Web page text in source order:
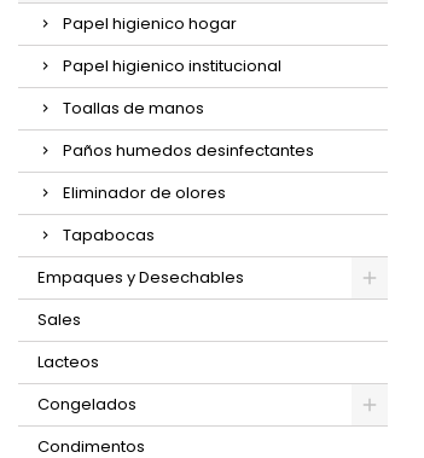
Papel higienico hogar
Papel higienico institucional
Toallas de manos
Paños humedos desinfectantes
Eliminador de olores
Tapabocas
Empaques y Desechables
Sales
Lacteos
Congelados
Condimentos